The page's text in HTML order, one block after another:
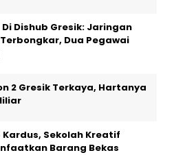
Dishub Gresik: Jaringan
Dua Pegawai
2 Gresik Terkaya, Hartanya
Sekolah Kreatif
Barang Bekas